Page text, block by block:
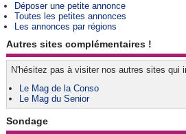
Déposer une petite annonce
Toutes les petites annonces
Les annonces par régions
Autres sites complémentaires !
N'hésitez pas à visiter nos autres sites qui
Le Mag de la Conso
Le Mag du Senior
Sondage